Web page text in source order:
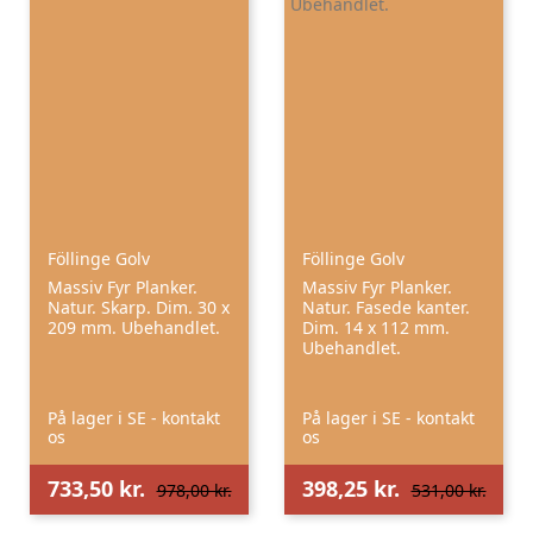
Föllinge Golv
Massiv Fyr Planker.
Natur. Skarp. Dim. 30 x
209 mm. Ubehandlet.
På lager i SE - kontakt
os
733,50 kr. 978,00 kr.
Föllinge Golv
Massiv Fyr Planker.
Natur. Fasede kanter.
Dim. 14 x 112 mm.
Ubehandlet.
På lager i SE - kontakt
os
398,25 kr. 531,00 kr.